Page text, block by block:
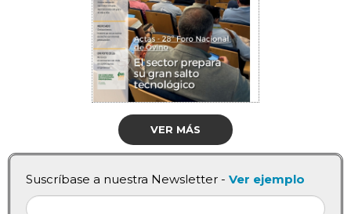
VER MÁS
Suscríbase a nuestra Newsletter - Ver ejemplo